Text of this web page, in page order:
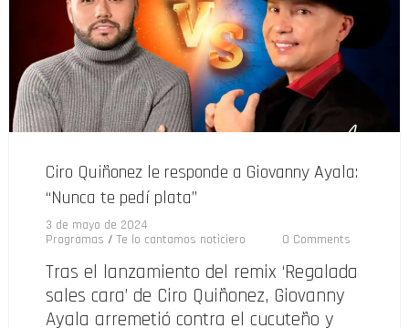
Ciro Quiñonez le responde a Giovanny Ayala:
“Nunca te pedí plata”
3 de mayo de 2024
Programas / Te lo cantamos noticiero 0 Comments
Tras el lanzamiento del remix ‘Regalada
sales cara’ de Ciro Quiñonez, Giovanny
Ayala arremetió contra el cucuteño y